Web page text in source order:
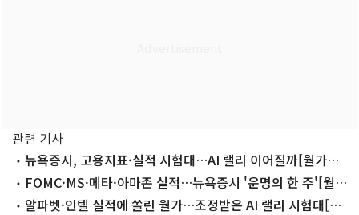
관련 기사
뉴욕증시, 고용지표·실적 시험대…AI 랠리 이어질까[월가프
리뷰]
FOMC·MS·메타·아마존 실적…뉴욕증시 '운명의 한 주'[월
가프리뷰]
알파벳·인텔 실적에 쏠린 월가…조정받은 AI 랠리 시험대[월